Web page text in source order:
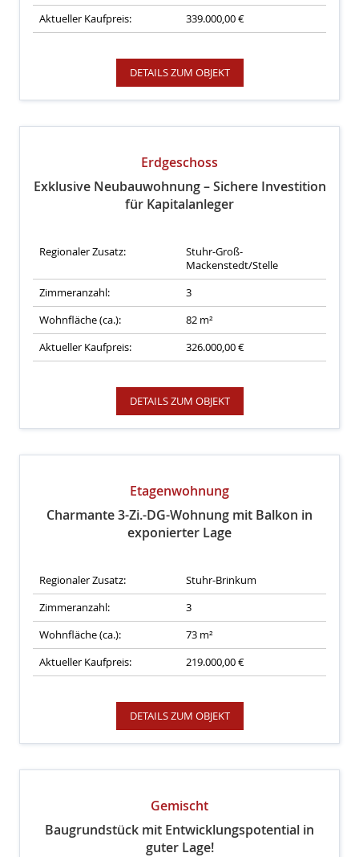
Aktueller Kaufpreis: 339.000,00 €
DETAILS ZUM OBJEKT
Erdgeschoss
Exklusive Neubauwohnung – Sichere Investition
für Kapitalanleger
Regionaler Zusatz:
Stuhr-Groß-
Mackenstedt/Stelle
Zimmeranzahl:
3
Wohnfläche (ca.):
82 m²
Aktueller Kaufpreis:
326.000,00 €
DETAILS ZUM OBJEKT
Etagenwohnung
Charmante 3-Zi.-DG-Wohnung mit Balkon in
exponierter Lage
Regionaler Zusatz:
Stuhr-Brinkum
Zimmeranzahl:
3
Wohnfläche (ca.):
73 m²
Aktueller Kaufpreis:
219.000,00 €
DETAILS ZUM OBJEKT
Gemischt
Baugrundstück mit Entwicklungspotential in
guter Lage!